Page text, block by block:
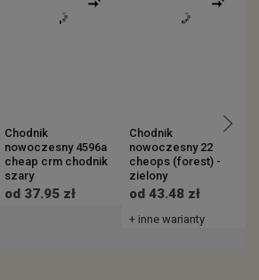
Chodnik
nowoczesny 4596a
cheap crm chodnik
szary
od 37.95 zł
Chodnik
nowoczesny 22
cheops (forest) -
zielony
od 43.48 zł
+ inne warianty